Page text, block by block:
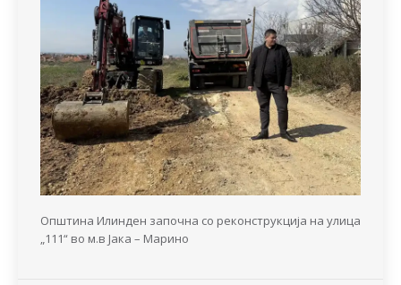
Општина Илинден започна со реконструкција на улица
„111“ во м.в Јака – Марино